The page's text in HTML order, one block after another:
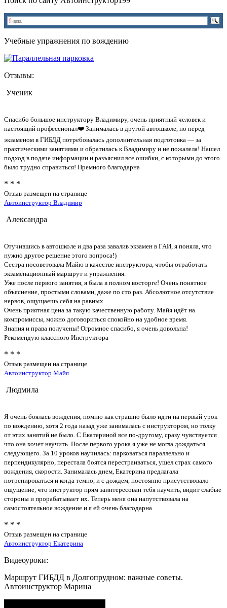
Учебные упражнения по вождению
Отзывы:
Ученик
Спасибо большое инструктору Владимиру, очень приятный человек и
настоящий профессионал❤️ Занималась в другой автошколе, но перед
экзаменом в ГИБДД потребовалась дополнительная подготовка — за
практическими занятиями и обратилась к Владимиру и не пожалела! Нашел
подход в подаче информации и разъяснил все ошибки, с которыми до этого
было трудно справиться! Премного благодарна
* * *
Отзыв размещен на странице
Автоинструктор Владимир
Александра
Отучившись в автошколе и два раза завалив экзамен в ГАИ, я поняла, что
нужно другое решение этого вопроса!)
Сестра посоветовала Майю в качестве инструктора, чтобы отработать
экзаменационный маршрут и упражнения.
Уже после первого занятия, я была в полном восторге! Очень понятное
объяснение, простыми словами, даже по сто раз. Абсолютное отсутствие
нервов, ощущаешь себя на равных.
Очень приятная цена за такую качественную работу. Майя идёт на
компромиссы, можно договориться спокойно на удобное время.
Знания и права получены! Огромное спасибо, я очень довольна!
Рекомендую классного Инструктора
* * *
Отзыв размещен на странице
Автоинструктор Майя
Людмила
Я очень боялась вождения, помню как страшно было идти на первый урок
по вождению, хотя 2 года назад уже занималась с инструктором, но толку
от этих занятий не было. С Екатериной все по-другому, сразу чувствуется
что она хочет научить. После первого урока я уже не могла дождаться
следующего. За 10 уроков научилась: парковаться параллельно и
перпендикулярно, перестала боятся перестраиваться, ушел страх самого
вождения, скорости. Занималась днем, Екатерина предлагала
потренироваться и когда темно, и с дождем, постоянно присутствовало
ощущение, что инструктор прям заинтересован тебя научить, видит слабые
стороны и прорабатывает их. Теперь меня она напутствовала на
самостоятельное вождение и я ей очень благодарна
* * *
Отзыв размещен на странице
Автоинструктор Екатерина
Видеоуроки:
Маршрут ГИБДД в Долгопрудном: важные советы.
Автоинструктор Марина